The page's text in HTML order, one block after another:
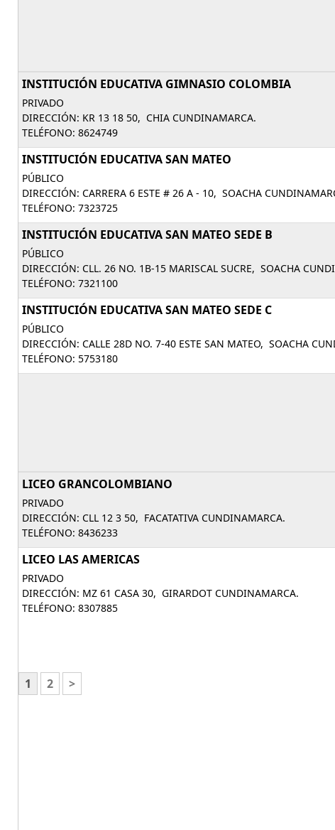
INSTITUCIÓN EDUCATIVA GIMNASIO COLOMBIA
PRIVADO
DIRECCIÓN: KR 13 18 50, CHIA CUNDINAMARCA.
TELÉFONO: 8624749
INSTITUCIÓN EDUCATIVA SAN MATEO
PÚBLICO
DIRECCIÓN: CARRERA 6 ESTE # 26 A - 10, SOACHA
TELÉFONO: 7323725
INSTITUCIÓN EDUCATIVA SAN MATEO SEDE B
PÚBLICO
DIRECCIÓN: CLL. 26 NO. 1B-15 MARISCAL SUCRE, SOACHA
TELÉFONO: 7321100
INSTITUCIÓN EDUCATIVA SAN MATEO SEDE C
PÚBLICO
DIRECCIÓN: CALLE 28D NO. 7-40 ESTE SAN MATEO, SOACHA
TELÉFONO: 5753180
LICEO GRANCOLOMBIANO
PRIVADO
DIRECCIÓN: CLL 12 3 50, FACATATIVA CUNDINAMARCA.
TELÉFONO: 8436233
LICEO LAS AMERICAS
PRIVADO
DIRECCIÓN: MZ 61 CASA 30, GIRARDOT CUNDINAMARCA.
TELÉFONO: 8307885
1 2 >